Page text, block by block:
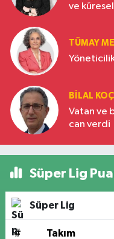
ve
TÜMAY
BILAL
Vatan ve
can verdi
Süper Lig
Süper Lig
# Takım